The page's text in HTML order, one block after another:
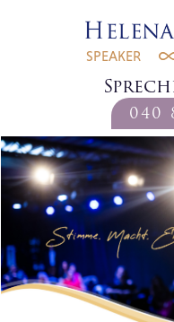
SPEAKER
040